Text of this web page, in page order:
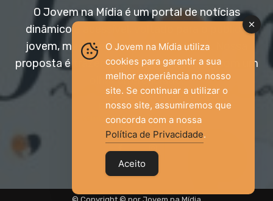
O Jovem na Mídia é um portal de notícias
dinâmico e acessível, voltado para o público
jovem, mas aberto a todas as idades. Nossa
proposta é trazer informação relevante com um
olhar diferenciado.
Entre em contato:
jovemnamidia2017@gmail.com
O Jovem na Mídia utiliza
cookies para garantir a sua
melhor experiência no nosso
site. Se continuar a utilizar o
nosso site, assumiremos que
concorda com a nossa
Política de Privacidade.
Aceito